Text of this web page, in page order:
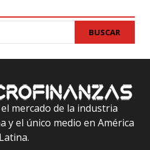
BUSCAR
mercado de la industria
y el único medio en América
Latina.